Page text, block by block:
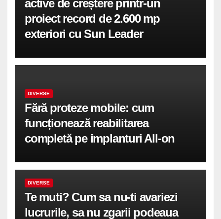
active de creștere printr-un
proiect record de 2.600 mp
exteriori cu Sun Leader
DIVERSE
Fără proteze mobile: cum
funcționează reabilitarea
completă pe implanturi All-on
DIVERSE
Te muti? Cum sa nu-ti avariezi
lucrurile, sa nu zgarii podeaua